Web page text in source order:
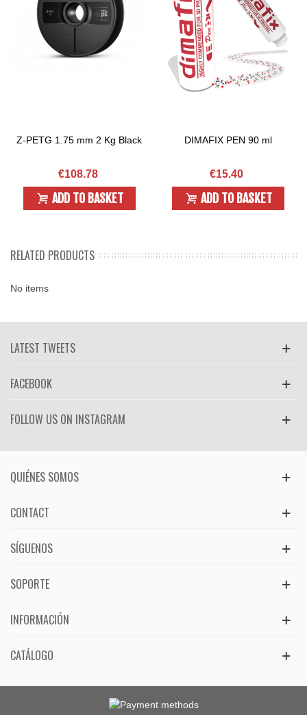
Z-PETG 1.75 mm 2 Kg Black
€108.78
ADD TO BASKET
DIMAFIX PEN 90 ml
€15.40
ADD TO BASKET
RELATED PRODUCTS
No items
LATEST TWEETS
FACEBOOK
FOLLOW US ON INSTAGRAM
QUIÉNES SOMOS
CONTACT
SÍGUENOS
SOPORTE
INFORMACIÓN
CATÁLOGO